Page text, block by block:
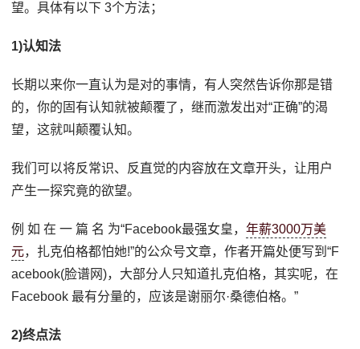
望。具体有以下 3个方法；
1)认知法
长期以来你一直认为是对的事情，有人突然告诉你那是错
的，你的固有认知就被颠覆了，继而激发出对“正确”的渴
望，这就叫颠覆认知。
我们可以将反常识、反直觉的内容放在文章开头，让用户
产生一探究竟的欲望。
例 如 在 一 篇 名 为“Facebook最强女皇，年薪3000万美
元，扎克伯格都怕她!”的公众号文章，作者开篇处便写到“F
acebook(脸谱网)，大部分人只知道扎克伯格，其实呢，在
Facebook 最有分量的，应该是谢丽尔·桑德伯格。”
2)终点法